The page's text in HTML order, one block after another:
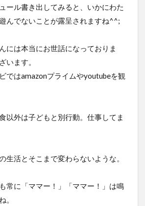
ール書き出してみると、いかにわた
んでないことが露呈されますね^^;
には本当にお世話になっておりま
います。
ではamazonプライムやyoutubeを観
以外は子どもと別行動。仕事してま
生活とそこまで変わらないような。
常に「ママー！」「ママー！」は鳴
。